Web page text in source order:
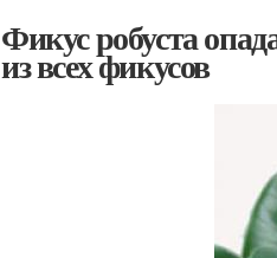
Фикус робуста
из всех фикусов